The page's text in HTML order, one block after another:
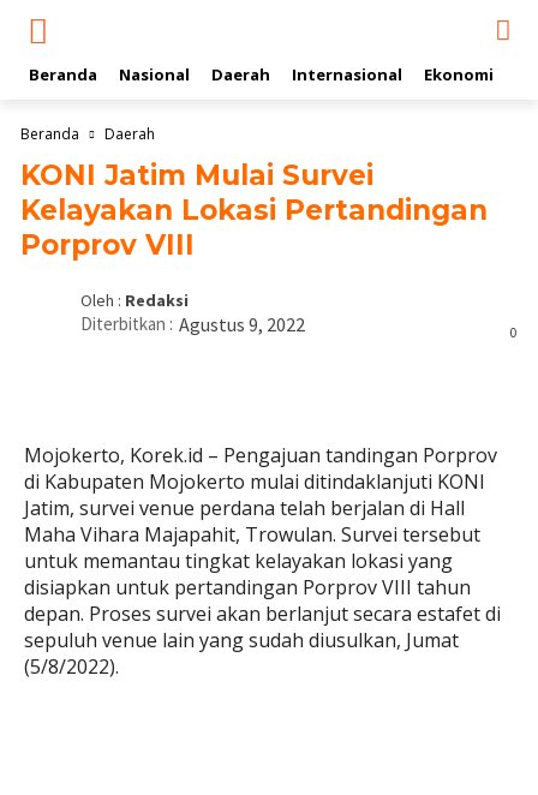
Beranda Nasional Daerah Internasional Ekonomi
Beranda Daerah
KONI Jatim Mulai Survei
Kelayakan Lokasi Pertandingan
Porprov VIII
Oleh : Redaksi
0
Diterbitkan : Agustus 9, 2022
Mojokerto, Korek.id – Pengajuan tandingan Porprov
di Kabupaten Mojokerto mulai ditindaklanjuti KONI
Jatim, survei venue perdana telah berjalan di Hall
Maha Vihara Majapahit, Trowulan. Survei tersebut
untuk memantau tingkat kelayakan lokasi yang
disiapkan untuk pertandingan Porprov VIII tahun
depan. Proses survei akan berlanjut secara estafet di
sepuluh venue lain yang sudah diusulkan, Jumat
(5/8/2022).